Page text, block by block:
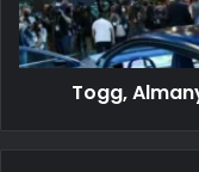
Togg,